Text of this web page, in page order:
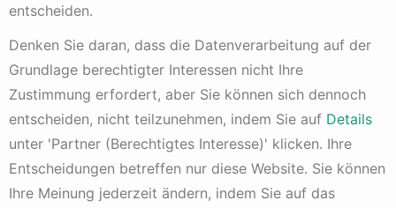
Klicken Sie auf einen Stern, um den Artikel zu bewerten!
Bisher keine Stimmen! Seien Sie der Erste, der diesen
Artikel bewertet.
entscheiden.
Denken Sie daran, dass die Datenverarbeitung auf der
Grundlage berechtigter Interessen nicht Ihre
Zustimmung erfordert, aber Sie können sich dennoch
entscheiden, nicht teilzunehmen, indem Sie auf Details
unter 'Partner (Berechtigtes Interesse)' klicken. Ihre
Entscheidungen betreffen nur diese Website. Sie können
Ihre Meinung jederzeit ändern, indem Sie auf das